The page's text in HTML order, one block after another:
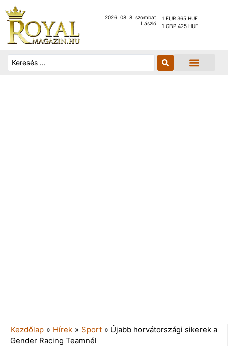
2026. 08. 8. szombat
László
1 EUR 365 HUF
1 GBP 425 HUF
Kezdőlap » Hírek » Sport » Újabb horvátországi sikerek a
Gender Racing Teamnél